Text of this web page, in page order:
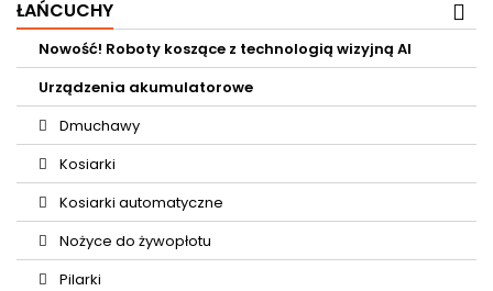
ŁAŃCUCHY
Nowość! Roboty koszące z technologią wizyjną AI
Urządzenia akumulatorowe
Dmuchawy
Kosiarki
Kosiarki automatyczne
Nożyce do żywopłotu
Pilarki